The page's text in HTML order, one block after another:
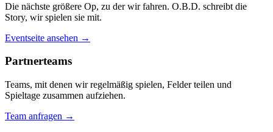
Die nächste größere Op, zu der wir fahren. O.B.D. schreibt die
Story, wir spielen sie mit.
Eventseite ansehen →
Partnerteams
Teams, mit denen wir regelmäßig spielen, Felder teilen und
Spieltage zusammen aufziehen.
Team anfragen →